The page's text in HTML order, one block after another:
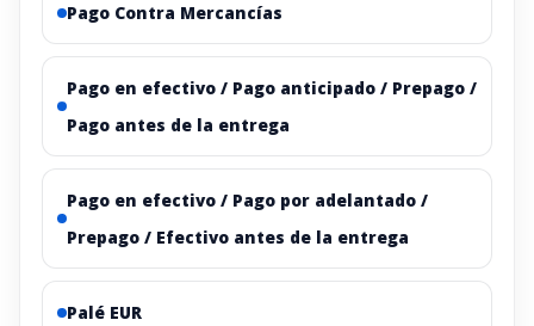
Pago Contra Mercancías
Pago en efectivo / Pago anticipado / Prepago /
Pago antes de la entrega
Pago en efectivo / Pago por adelantado /
Prepago / Efectivo antes de la entrega
Palé EUR